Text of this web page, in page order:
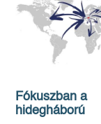
Fókuszban a
hidegháború